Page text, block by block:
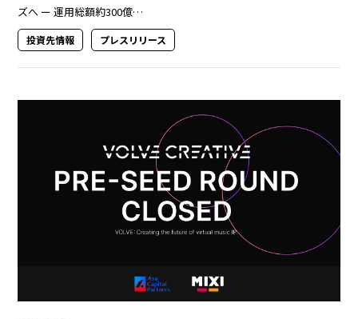
ズへ ー 運用総額約300億…
投資先情報 プレスリリース